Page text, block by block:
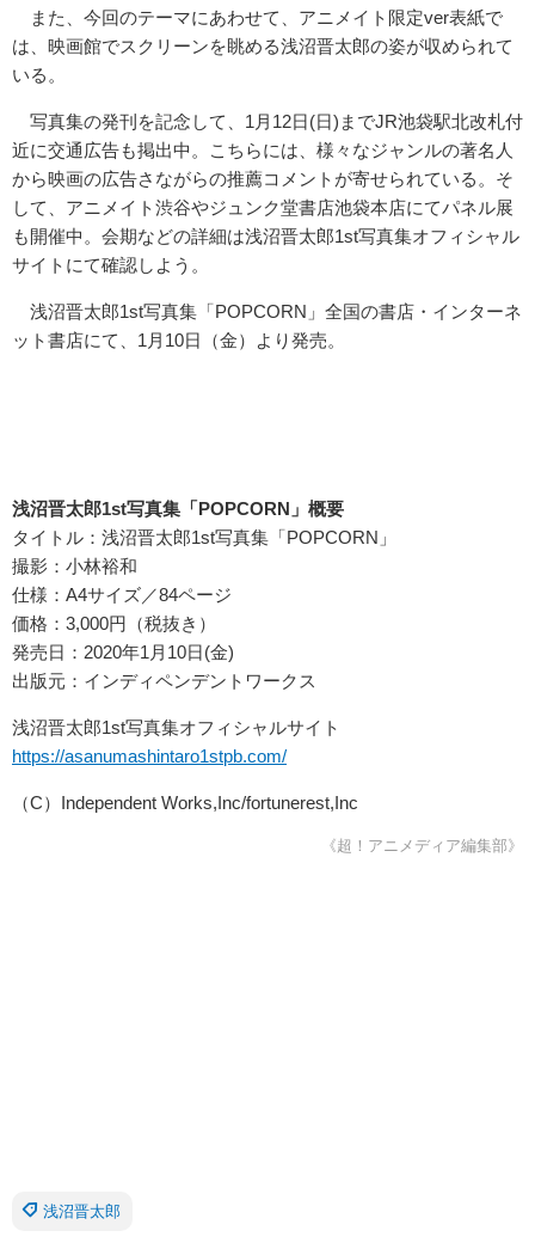
また、今回のテーマにあわせて、アニメイト限定ver表紙で
は、映画館でスクリーンを眺める浅沼晋太郎の姿が収められて
いる。
写真集の発刊を記念して、1月12日(日)までJR池袋駅北改札付
近に交通広告も掲出中。こちらには、様々なジャンルの著名人
から映画の広告さながらの推薦コメントが寄せられている。そ
して、アニメイト渋谷やジュンク堂書店池袋本店にてパネル展
も開催中。会期などの詳細は浅沼晋太郎1st写真集オフィシャル
サイトにて確認しよう。
浅沼晋太郎1st写真集「POPCORN」全国の書店・インターネ
ット書店にて、1月10日（金）より発売。
浅沼晋太郎1st写真集「POPCORN」概要
タイトル：浅沼晋太郎1st写真集「POPCORN」
撮影：小林裕和
仕様：A4サイズ／84ページ
価格：3,000円（税抜き）
発売日：2020年1月10日(金)
出版元：インディペンデントワークス
浅沼晋太郎1st写真集オフィシャルサイト
https://asanumashintaro1stpb.com/
（C）Independent Works,Inc/fortunerest,Inc
《超！アニメディア編集部》
浅沼晋太郎